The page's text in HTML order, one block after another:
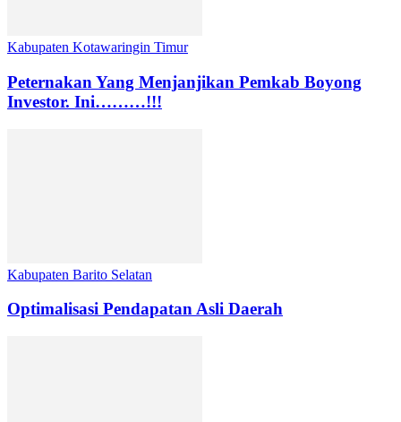
Kabupaten Kotawaringin Timur
Peternakan Yang Menjanjikan Pemkab Boyong
Investor. Ini………!!!
Kabupaten Barito Selatan
Optimalisasi Pendapatan Asli Daerah